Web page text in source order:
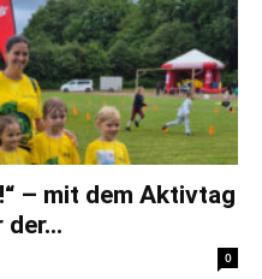
– mit dem Aktivtag
0